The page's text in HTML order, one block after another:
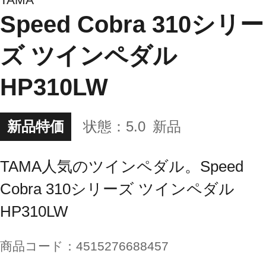
Speed Cobra 310シリー
ズ ツインペダル
HP310LW
新品特価 状態： 5.0 新品
TAMA人気のツインペダル。Speed
Cobra 310シリーズ ツインペダル
HP310LW
商品コード： 4515276688457